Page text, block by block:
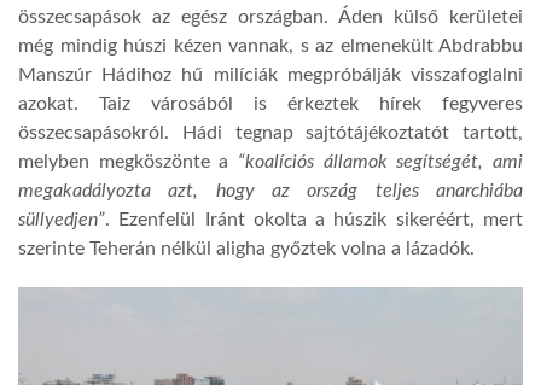
összecsapások az egész országban. Áden külső kerületei
még mindig húszi kézen vannak, s az elmenekült Abdrabbu
Manszúr Hádihoz hű milíciák megpróbálják visszafoglalni
azokat. Taiz városából is érkeztek hírek fegyveres
összecsapásokról. Hádi tegnap sajtótájékoztatót tartott,
melyben megköszönte a “koalíciós államok segítségét, ami
megakadályozta azt, hogy az ország teljes anarchiába
süllyedjen”. Ezenfelül Iránt okolta a húszik sikeréért, mert
szerinte Teherán nélkül aligha győztek volna a lázadók.